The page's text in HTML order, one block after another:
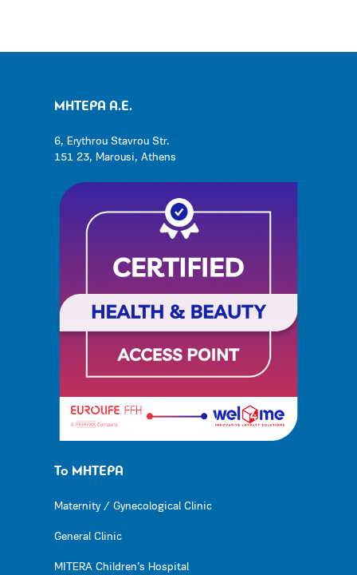
ΜΗΤΕΡΑ Α.Ε.
6, Erythrou Stavrou Str.
151 23, Marousi, Athens
Το ΜΗΤΕΡΑ
Maternity / Gynecological Clinic
General Clinic
MITERA Children’s Hospital